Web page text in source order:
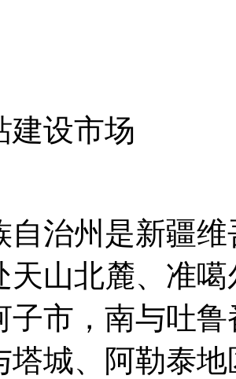
建设市场
自治州是新疆
天山北麓、准
子市，南与吐
塔城、阿勒泰